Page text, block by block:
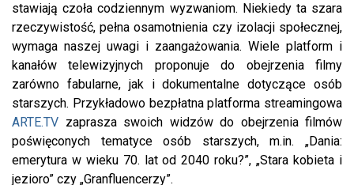
stawiają czoła codziennym wyzwaniom. Niekiedy ta szara
rzeczywistość, pełna osamotnienia czy izolacji społecznej,
wymaga naszej uwagi i zaangażowania. Wiele platform i
kanałów telewizyjnych proponuje do obejrzenia filmy
zarówno fabularne, jak i dokumentalne dotyczące osób
starszych. Przykładowo bezpłatna platforma streamingowa
ARTE.TV zaprasza swoich widzów do obejrzenia filmów
poświęconych tematyce osób starszych, m.in. „Dania:
emerytura w wieku 70. lat od 2040 roku?”, „Stara kobieta i
jezioro” czy „Granfluencerzy”.